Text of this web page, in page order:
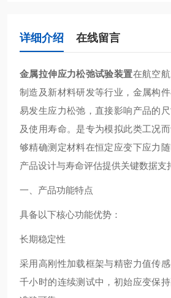
详细介绍 在线留言
金属拉伸应力松弛试验装置在航空
制造及新材料研发等行业，金属构
易发生应力松弛，直接影响产品的
及使用寿命。是专为模拟此类工况
够精确测定材料在恒定应变下应力
产品设计与寿命评估提供关键数据支
一、产品功能特点
具备以下核心功能优势：
长期稳定性
采用高刚性加载框架与精密力值传
千小时的连续测试中，初始应变保